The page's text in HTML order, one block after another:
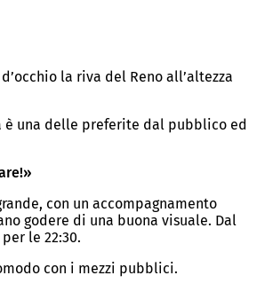
la riva del Reno all’altezza
è una delle preferite dal pubblico ed
con un accompagnamento
godere di una buona visuale. Dal
le 22:30.
con i mezzi pubblici.